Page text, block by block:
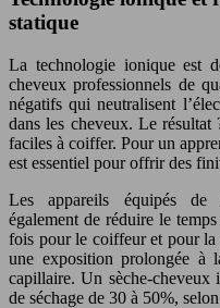
statique
La technologie ionique est
cheveux professionnels de
négatifs qui neutralisent
dans les cheveux. Le
faciles à coiffer. Pour un
est essentiel pour offrir des
Les appareils équipés de
également de réduire le
fois pour le coiffeur et pour la
une exposition prolongée à
capillaire. Un sèche-cheveux
de séchage de 30 à 50%,